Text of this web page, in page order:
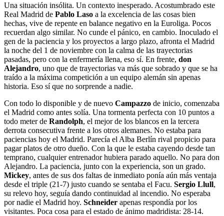
Una situación insólita. Un contexto inesperado. Acostumbrado este
Real Madrid de Pablo Laso a la excelencia de las cosas bien
hechas, vive de repente en balance negativo en la Euroliga. Pocos
recuerdan algo similar. No cunde el pánico, en cambio. Inoculado el
gen de la paciencia y los proyectos a largo plazo, afronta el Madrid
la noche del 1 de noviembre con la calma de las trayectorias
pasadas, pero con la enfermería llena, eso sí. En frente, don
Alejandro, uno que de trayectorias va más que sobrado y que se ha
traído a la máxima competición a un equipo alemán sin apenas
historia. Eso sí que no sorprende a nadie.
Con todo lo disponible y de nuevo Campazzo de inicio, comenzaba
el Madrid como antes solía. Una tormenta perfecta con 10 puntos a
todo meter de Randolph, el mejor de los blancos en la tercera
derrota consecutiva frente a los otros alemanes. No estaba para
paciencias hoy el Madrid. Parecía el Alba Berlín rival propicio para
pagar platos de otro dueño. Con la que le estaba cayendo desde tan
temprano, cualquier entrenador hubiera parado aquello. No para don
Alejandro. La paciencia, junto con la experiencia, son un grado.
Mickey, antes de sus dos faltas de inmediato ponía aún más ventaja
desde el triple (21-7) justo cuando se sentaba el Facu. Sergio Llull,
su relevo hoy, seguía dando continuidad al incendio. No esperaba
por nadie el Madrid hoy. Schneider apenas respondía por los
visitantes. Poca cosa para el estado de ánimo madridista: 28-14.